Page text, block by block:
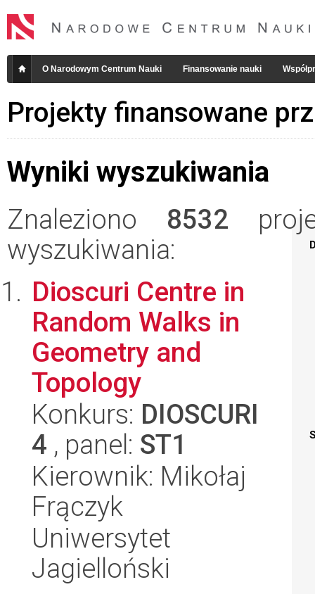
O Narodowym Centrum Nauki Finansowanie nauki
Projekty finansowane
Wyniki wyszukiwania
Znaleziono 8532
wyszukiwania:
Dioscuri Centre in
Random Walks in
Geometry and
Topology
Konkurs: DIOSCURI
4 , panel: ST1
Kierownik: Mikołaj
Frączyk
Uniwersytet
Jagielloński